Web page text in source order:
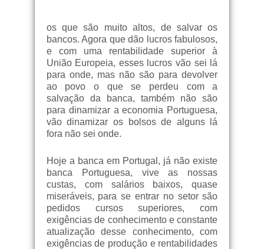
os que são muito altos, de salvar os
bancos. Agora que dão lucros fabulosos,
e com uma rentabilidade superior à
União Europeia, esses lucros vão sei lá
para onde, mas não são para devolver
ao povo o que se perdeu com a
salvação da banca, também não são
para dinamizar a economia Portuguesa,
vão dinamizar os bolsos de alguns lá
fora não sei onde.
Hoje a banca em Portugal, já não existe
banca Portuguesa, vive as nossas
custas, com salários baixos, quase
miseráveis, para se entrar no setor são
pedidos cursos superiores, com
exigências de conhecimento e constante
atualização desse conhecimento, com
exigências de produção e rentabilidades